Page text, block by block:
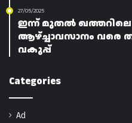
27/05/2025
ഇന്ന് മുതൽ ഖത്തറിലെ
ആഴ്ച്ചാവസാനം വരെ
വകുപ്പ്
Categories
Ad